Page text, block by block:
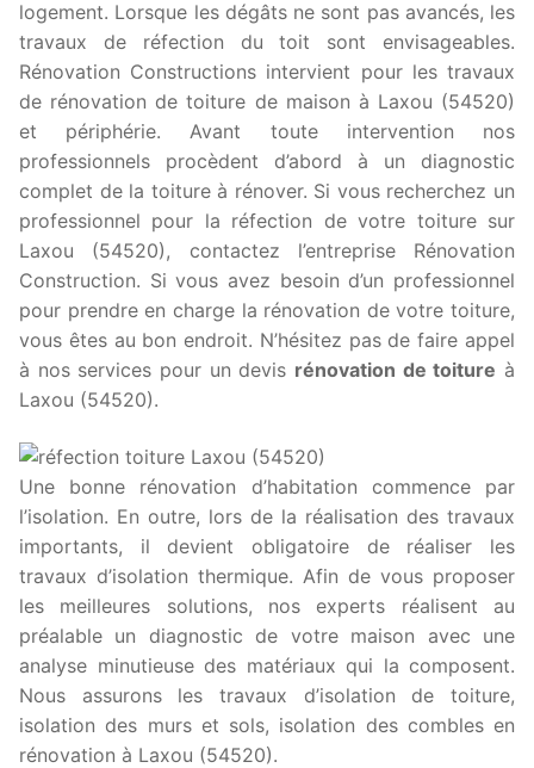
logement. Lorsque les dégâts ne sont pas avancés, les
travaux de réfection du toit sont envisageables.
Rénovation Constructions intervient pour les travaux
de rénovation de toiture de maison à Laxou (54520)
et périphérie. Avant toute intervention nos
professionnels procèdent d’abord à un diagnostic
complet de la toiture à rénover. Si vous recherchez un
professionnel pour la réfection de votre toiture sur
Laxou (54520), contactez l’entreprise Rénovation
Construction. Si vous avez besoin d’un professionnel
pour prendre en charge la rénovation de votre toiture,
vous êtes au bon endroit. N’hésitez pas de faire appel
à nos services pour un devis rénovation de toiture à
Laxou (54520).
Une bonne rénovation d’habitation commence par
l’isolation. En outre, lors de la réalisation des travaux
importants, il devient obligatoire de réaliser les
travaux d’isolation thermique. Afin de vous proposer
les meilleures solutions, nos experts réalisent au
préalable un diagnostic de votre maison avec une
analyse minutieuse des matériaux qui la composent.
Nous assurons les travaux d’isolation de toiture,
isolation des murs et sols, isolation des combles en
rénovation à Laxou (54520).